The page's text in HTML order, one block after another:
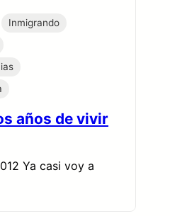
Inmigrando
años de vivir
Ya casi voy a